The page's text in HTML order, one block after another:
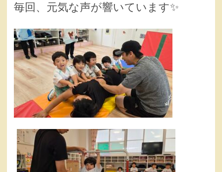
毎回、元気な声が響いています✨️